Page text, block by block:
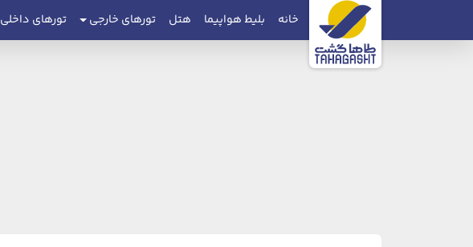
خانه بلیط هواپیما هتل تورهای خارجی تورهای داخلی